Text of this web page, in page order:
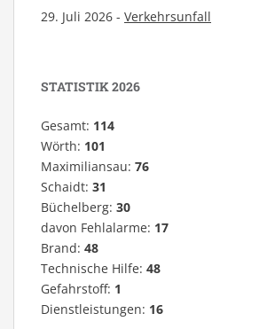
29. Juli 2026 - Verkehrsunfall
STATISTIK 2026
Gesamt: 114
Wörth: 101
Maximiliansau: 76
Schaidt: 31
Büchelberg: 30
davon Fehlalarme: 17
Brand: 48
Technische Hilfe: 48
Gefahrstoff: 1
Dienstleistungen: 16